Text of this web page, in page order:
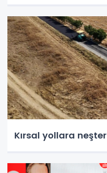
Kırsal yollara neşter